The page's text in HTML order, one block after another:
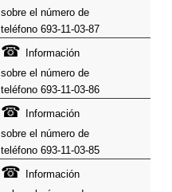
sobre el número de
teléfono 693-11-03-87
☎
Información
sobre el número de
teléfono 693-11-03-86
☎
Información
sobre el número de
teléfono 693-11-03-85
☎
Información